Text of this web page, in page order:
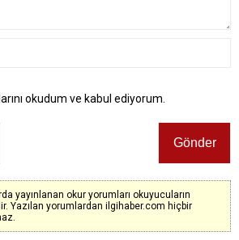
okudum ve kabul ediyorum.
yayınlanan okur yorumları okuyucuların
Yazılan yorumlardan ilgihaber.com hiçbir